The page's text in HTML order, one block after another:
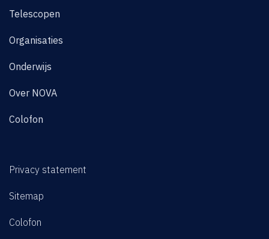
Telescopen
Organisaties
Onderwijs
Over NOVA
Colofon
Privacy statement
Sitemap
Colofon